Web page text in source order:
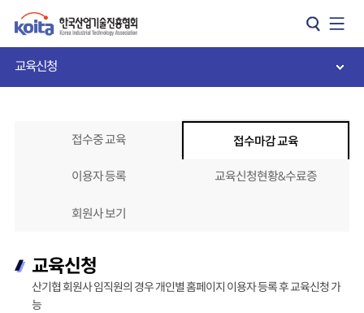
교육신청
접수중 교육 접수마감 교육
이용자 등록 교육신청현황&수료증
회원사 보기
교육신청
산기협 회원사 임직원의 경우 개인별 홈페이지 이용자 등록 후 교육신청 가
능